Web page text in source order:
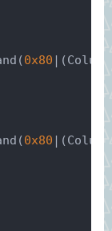
0x80 |(Column
0x80 |(Column